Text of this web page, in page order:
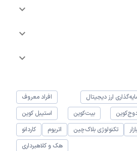
ارز دیجیتال
افراد معروف
بیت‌کوین
استیبل کوین
تکنولوژی بلاک‌چین اتریوم
کاردانو
هک و کلاهبرداری